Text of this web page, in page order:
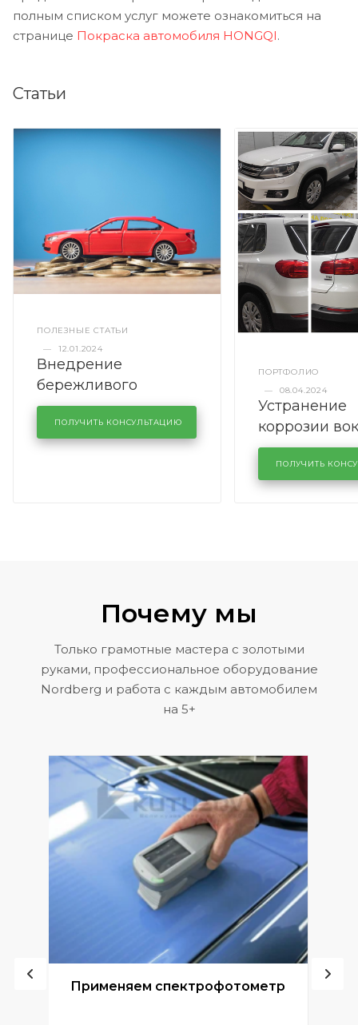
полным списком услуг можете ознакомиться на
странице Покраска автомобиля HONGQI.
Статьи
ПОЛЕЗНЫЕ СТАТЬИ
—
12.01.2024
Внедрение
бережливого
производства в
кузовном сервисе
KUTUZOVV
ПОЛУЧИТЬ КОНСУЛЬТАЦИЮ
ПОРТФОЛИО
—
08.04.2024
Устранение
коррозии
лобового
районе
Volkswagen
ПОЛУЧИТЬ
Почему мы
Только грамотные мастера с золотыми
руками, профессиональное оборудование
Nordberg и работа с каждым автомобилем
на 5+
Применяем спектрофотометр